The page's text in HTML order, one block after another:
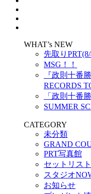
WHAT’s NEW
先取り
MSG！！
『政則⼗番
RECORDS
「政則十番
SUMMER
CATEGORY
未分類
GRAND
PRT写真館
セットリスト
スタジオ
お知らせ